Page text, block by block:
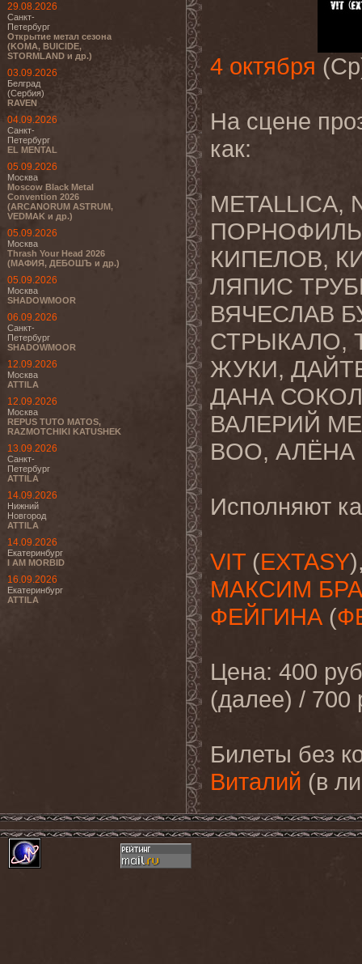
29.08.2026
Санкт-
Петербург
Открытие метал сезона
(KOMA, BUICIDE,
STORMLAND и др.)
03.09.2026
Белград
(Сербия)
RAVEN
04.09.2026
Санкт-
Петербург
EL MENTAL
05.09.2026
Москва
Moscow Black Metal
Convention 2026
(ARCANORUM ASTRUM,
VEDMAK и др.)
05.09.2026
Москва
Thrash Your Head 2026
(МАФИЯ, ДЕБОШЪ и др.)
05.09.2026
Москва
SHADOWMOOR
06.09.2026
Санкт-
Петербург
SHADOWMOOR
12.09.2026
Москва
ATTILA
12.09.2026
Москва
REPUS TUTO MATOS,
RAZMOTCHIKI KATUSHEK
13.09.2026
Санкт-
Петербург
ATTILA
14.09.2026
Нижний
Новгород
ATTILA
14.09.2026
Екатеринбург
I AM MORBID
16.09.2026
Екатеринбург
ATTILA
4 октября
На сцене
как:
КИПЕЛОВ,
ЛЯПИС
ВЯЧЕСЛАВ
СТРЫКАЛО,
ЖУКИ,
ДАНА
ВАЛЕРИЙ
BOO, АЛЁНА
Исполняют
VIT (EXTASY
МАКСИМ
ФЕЙГИНА (
Цена: 400
(далее) / 700
Билеты без
Виталий (в